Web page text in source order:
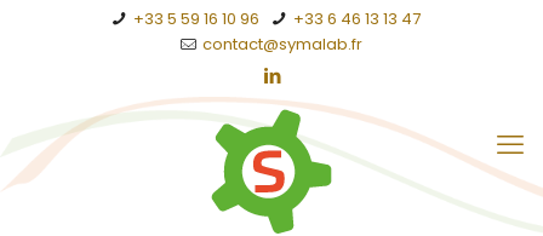
+33 5 59 16 10 96
+33 6 46 13 13 47
contact@symalab.fr